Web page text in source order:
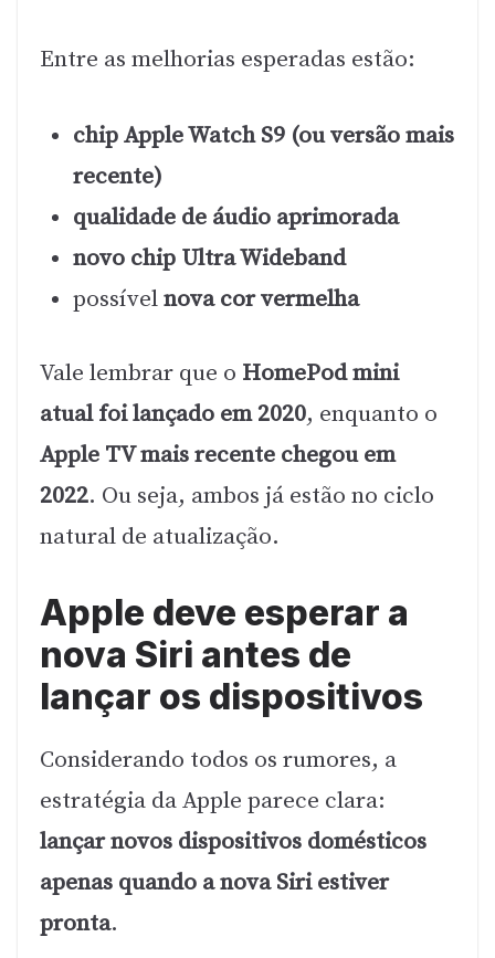
Entre as melhorias esperadas estão:
chip Apple Watch S9 (ou versão mais
recente)
qualidade de áudio aprimorada
novo chip Ultra Wideband
possívelnova cor vermelha
Vale lembrar que o HomePod mini
atual foi lançado em 2020, enquanto o
Apple TV mais recente chegou em
2022. Ou seja, ambos já estão no ciclo
natural de atualização.
Apple deve esperar a
nova Siri antes de
lançar os dispositivos
Considerando todos os rumores, a
estratégia da Apple parece clara:
lançar novos dispositivos domésticos
apenas quando a nova Siri estiver
pronta.